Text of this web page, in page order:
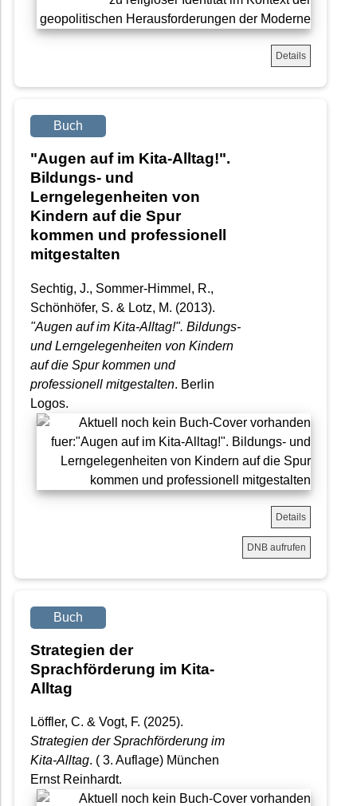
Details
Buch
"Augen auf im Kita-Alltag!".
Bildungs- und
Lerngelegenheiten von
Kindern auf die Spur
kommen und professionell
mitgestalten
Sechtig, J., Sommer-Himmel, R.,
Schönhöfer, S. & Lotz, M. (2013).
"Augen auf im Kita-Alltag!". Bildungs-
und Lerngelegenheiten von Kindern
auf die Spur kommen und
professionell mitgestalten. Berlin
Logos.
Details
DNB aufrufen
Buch
Strategien der
Sprachförderung im Kita-
Alltag
Löffler, C. & Vogt, F. (2025).
Strategien der Sprachförderung im
Kita-Alltag. ( 3. Auflage) München
Ernst Reinhardt.